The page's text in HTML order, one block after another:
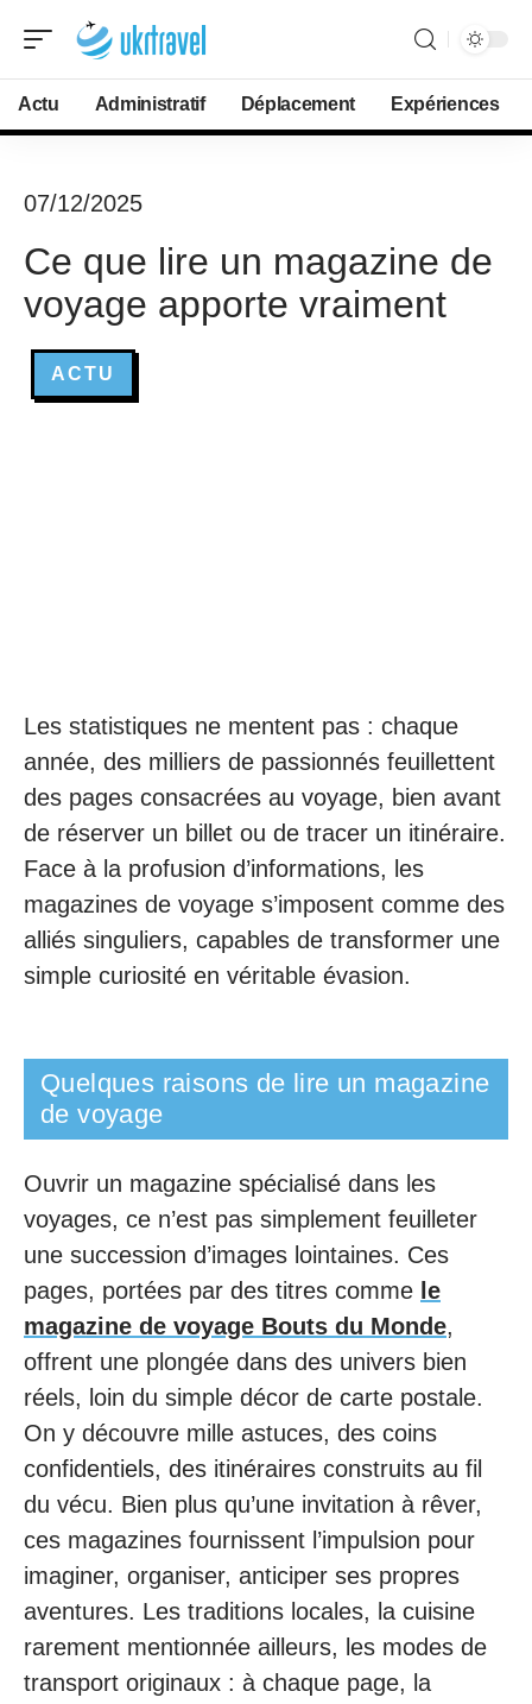
Actu Administratif Déplacement Expériences
07/12/2025
Ce que lire un magazine de
voyage apporte vraiment
ACTU
Les statistiques ne mentent pas : chaque
année, des milliers de passionnés feuillettent
des pages consacrées au voyage, bien avant
de réserver un billet ou de tracer un itinéraire.
Face à la profusion d’informations, les
magazines de voyage s’imposent comme des
alliés singuliers, capables de transformer une
simple curiosité en véritable évasion.
Quelques raisons de lire un magazine
de voyage
Ouvrir un magazine spécialisé dans les
voyages, ce n’est pas simplement feuilleter
une succession d’images lointaines. Ces
pages, portées par des titres comme le
magazine de voyage Bouts du Monde,
offrent une plongée dans des univers bien
réels, loin du simple décor de carte postale.
On y découvre mille astuces, des coins
confidentiels, des itinéraires construits au fil
du vécu. Bien plus qu’une invitation à rêver,
ces magazines fournissent l’impulsion pour
imaginer, organiser, anticiper ses propres
aventures. Les traditions locales, la cuisine
rarement mentionnée ailleurs, les modes de
transport originaux : à chaque page, la